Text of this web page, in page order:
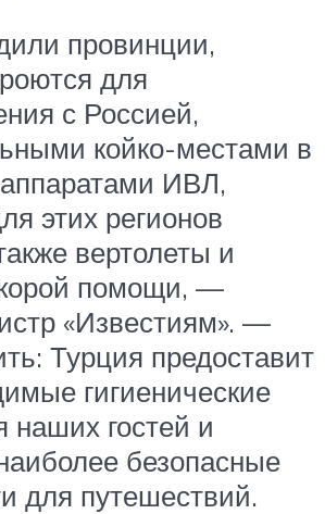
провинции,
для
с Россией,
койко-местами в
ИВЛ,
этих регионов
вертолеты и
помощи, —
«Известиям». —
Турция предоставит
гигиенические
наших гостей и
безопасные
для путешествий.